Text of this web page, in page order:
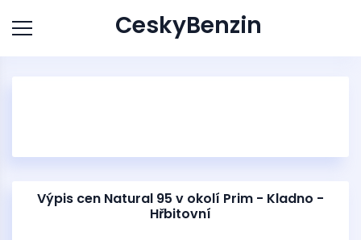
CeskyBenzin
Výpis cen Natural 95 v okolí Prim - Kladno -
Hřbitovní